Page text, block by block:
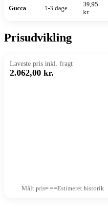
Gucca 1-3 dage
39,95
kr.
Prisudvikling
Laveste pris inkl. fragt
2.062,00 kr.
Målt pris Estimeret historik